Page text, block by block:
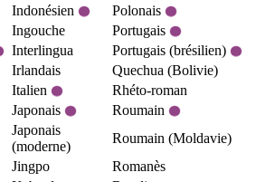
Indonésien
Polonais
Ingouche
Portugais
Interlingua
Portugais (brésilien)
Irlandais
Quechua (Bolivie)
Italien
Rhéto-roman
Japonais
Roumain
Japonais
(moderne)
Roumain (Moldavie)
Jingpo
Romanès